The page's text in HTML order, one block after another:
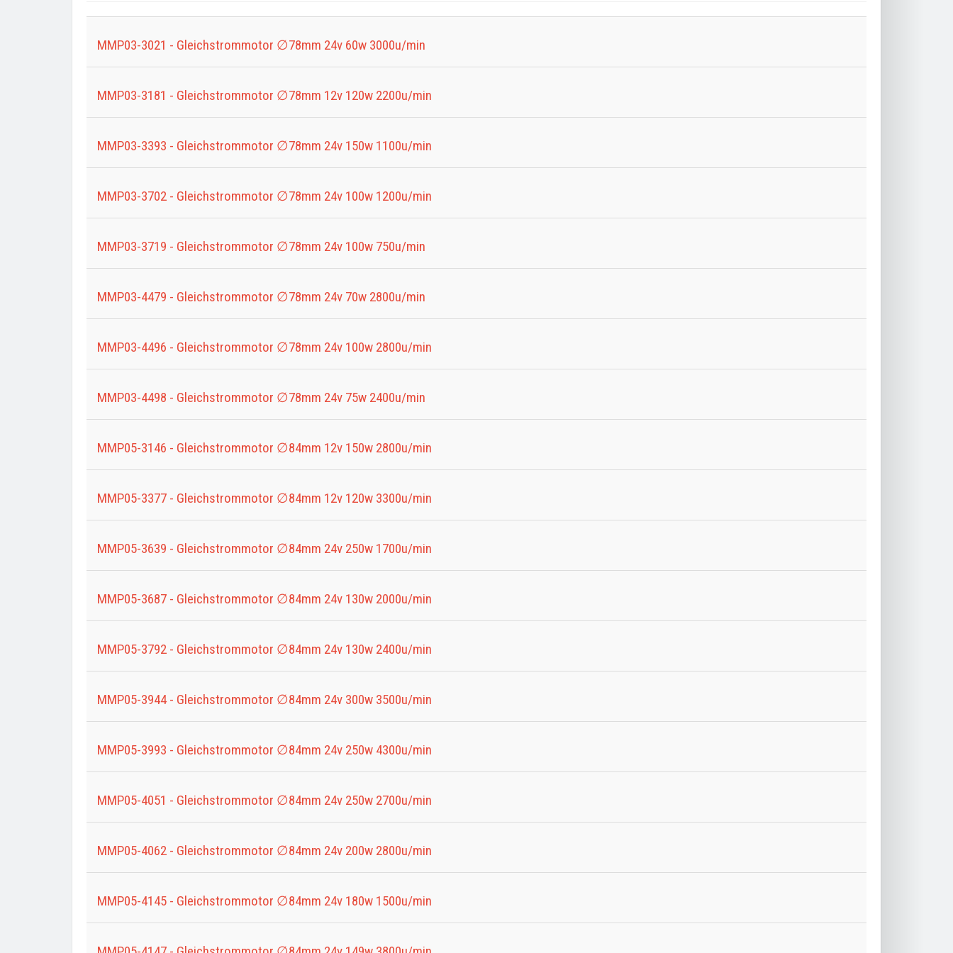
MMP03-3021 - Gleichstrommotor ∅78mm 24v 60w 3000u/min
MMP03-3181 - Gleichstrommotor ∅78mm 12v 120w 2200u/min
MMP03-3393 - Gleichstrommotor ∅78mm 24v 150w 1100u/min
MMP03-3702 - Gleichstrommotor ∅78mm 24v 100w 1200u/min
MMP03-3719 - Gleichstrommotor ∅78mm 24v 100w 750u/min
MMP03-4479 - Gleichstrommotor ∅78mm 24v 70w 2800u/min
MMP03-4496 - Gleichstrommotor ∅78mm 24v 100w 2800u/min
MMP03-4498 - Gleichstrommotor ∅78mm 24v 75w 2400u/min
MMP05-3146 - Gleichstrommotor ∅84mm 12v 150w 2800u/min
MMP05-3377 - Gleichstrommotor ∅84mm 12v 120w 3300u/min
MMP05-3639 - Gleichstrommotor ∅84mm 24v 250w 1700u/min
MMP05-3687 - Gleichstrommotor ∅84mm 24v 130w 2000u/min
MMP05-3792 - Gleichstrommotor ∅84mm 24v 130w 2400u/min
MMP05-3944 - Gleichstrommotor ∅84mm 24v 300w 3500u/min
MMP05-3993 - Gleichstrommotor ∅84mm 24v 250w 4300u/min
MMP05-4051 - Gleichstrommotor ∅84mm 24v 250w 2700u/min
MMP05-4062 - Gleichstrommotor ∅84mm 24v 200w 2800u/min
MMP05-4145 - Gleichstrommotor ∅84mm 24v 180w 1500u/min